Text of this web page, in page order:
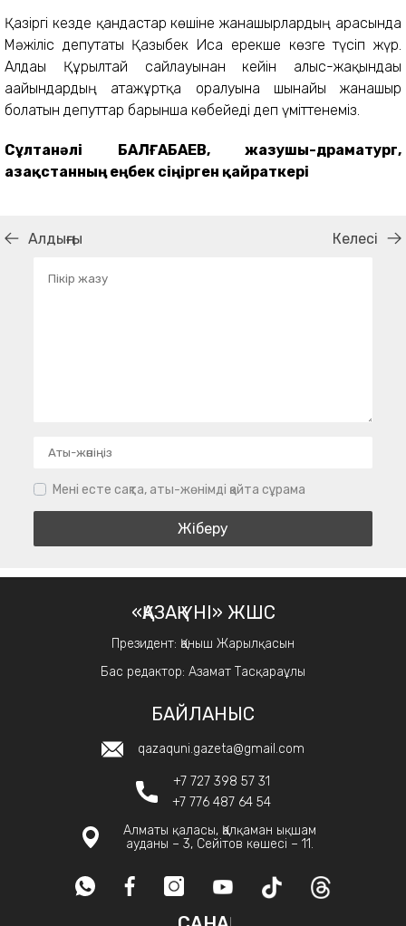
Қазіргі кезде қандастар көшіне жанашырлардың арасында
Мәжіліс депутаты Қазыбек Иса ерекше көзге түсіп жүр.
Алдағы Құрылтай сайлауынан кейін алыс-жақындағы
ағайындардың атажұртқа оралуына шынайы жанашыр
болатын депуттар барынша көбейеді деп үміттенеміз.
Сұлтанәлі БАЛҒАБАЕВ, жазушы-драматург,
Қазақстанның еңбек сіңірген қайраткері
Алдыңғы Келесі
Мені есте сақта, аты-жөнімді қайта сұрама
«ҚАЗАҚ ҮНІ» ЖШС
Президент: Қаныш Жарылқасын
Бас редактор: Азамат Тасқараұлы
БАЙЛАНЫС
qazaquni.gazeta@gmail.com
+7 727 398 57 31
+7 776 487 64 54
Алматы қаласы, Қалқаман ықшам
ауданы – 3, Сейітов көшесі – 11.